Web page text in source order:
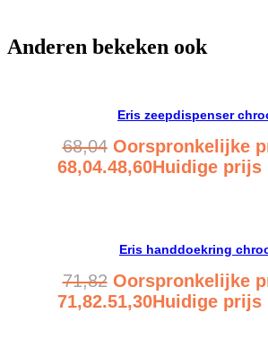
Anderen bekeken ook
Eris zeepdispenser
68,04 Oorspronkelijke
68,04.48,60Huidige prijs
Eris handdoekring
71,82 Oorspronkelijke
71,82.51,30Huidige prijs